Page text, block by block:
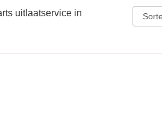
uitlaatservice in